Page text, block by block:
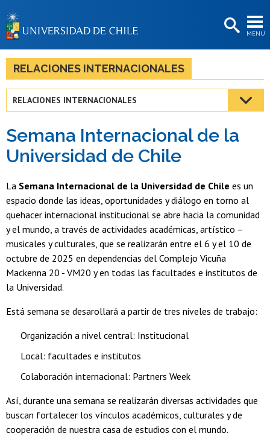
MENÚ
BIBLIOTECAS
LA UNIVERSIDAD
Estudiantes
Académicas/os
Funcionarias/os
Egresadas/os
RELACIONES INTERNACIONALES
RELACIONES INTERNACIONALES
Semana Internacional de la
Universidad de Chile
La Semana Internacional de la Universidad de Chile es un
espacio donde las ideas, oportunidades y diálogo en torno al
quehacer internacional institucional se abre hacia la comunidad
y el mundo, a través de actividades académicas, artístico –
musicales y culturales, que se realizarán entre el 6 y el 10 de
octubre de 2025 en dependencias del Complejo Vicuña
Mackenna 20 - VM20 y en todas las facultades e institutos de
la Universidad.
Está semana se desarollará a partir de tres niveles de trabajo:
Organización a nivel central: Institucional
Local: facultades e institutos
Colaboración internacional: Partners Week
Así, durante una semana se realizarán diversas actividades que
buscan fortalecer los vínculos académicos, culturales y de
cooperación de nuestra casa de estudios con el mundo.